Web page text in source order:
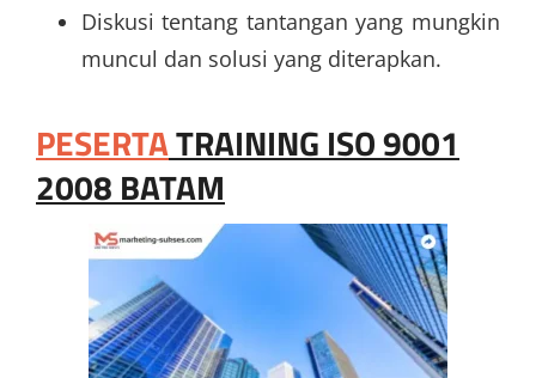
Diskusi tentang tantangan yang mungkin
muncul dan solusi yang diterapkan.
PESERTATRAINING ISO 9001
2008 BATAM